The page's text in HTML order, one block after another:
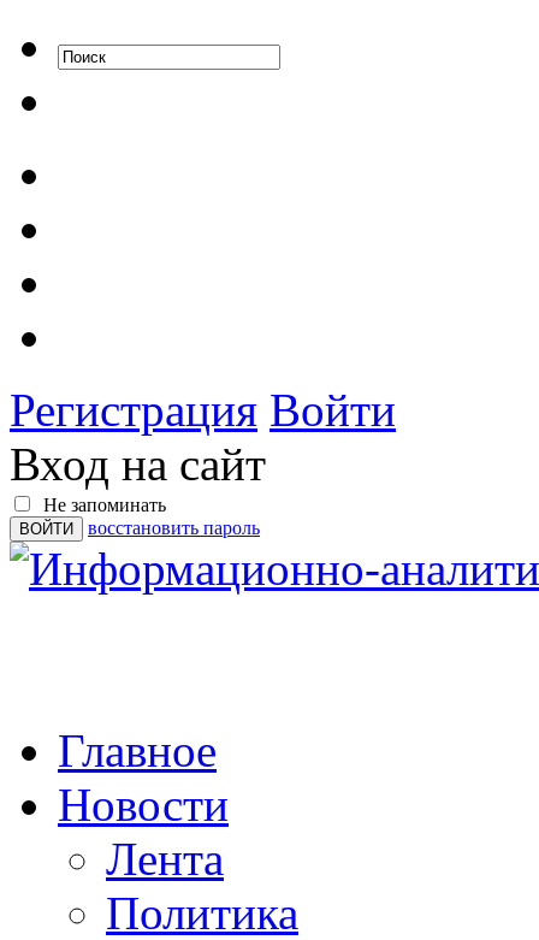
Регистрация Войти
Вход на сайт
Не запоминать
восстановить пароль
Главное
Новости
Лента
Политика